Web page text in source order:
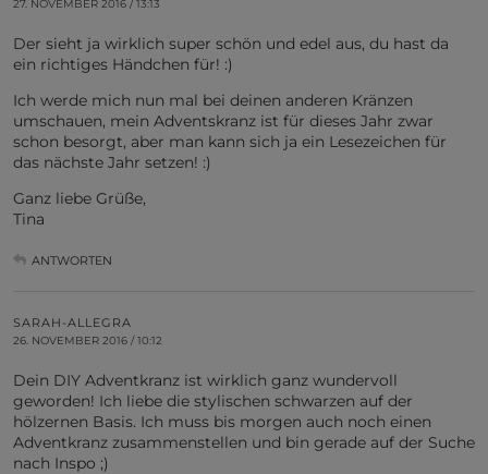
27. NOVEMBER 2016 / 13:13
Der sieht ja wirklich super schön und edel aus, du hast da
ein richtiges Händchen für! :)
Ich werde mich nun mal bei deinen anderen Kränzen
umschauen, mein Adventskranz ist für dieses Jahr zwar
schon besorgt, aber man kann sich ja ein Lesezeichen für
das nächste Jahr setzen! :)
Ganz liebe Grüße,
Tina
ANTWORTEN
SARAH-ALLEGRA
26. NOVEMBER 2016 / 10:12
Dein DIY Adventkranz ist wirklich ganz wundervoll
geworden! Ich liebe die stylischen schwarzen auf der
hölzernen Basis. Ich muss bis morgen auch noch einen
Adventkranz zusammenstellen und bin gerade auf der Suche
nach Inspo ;)